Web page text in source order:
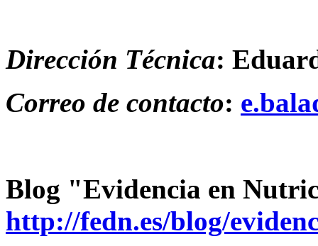
Dirección Técnica:
Correo de contacto:
Blog "Evidencia en
http://fedn.es/blog/